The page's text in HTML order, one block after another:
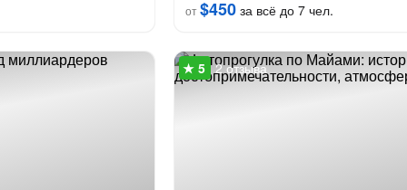
от$450за всё до 7 чел.
2 отзыва